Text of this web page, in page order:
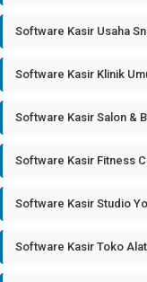
Software Kasir Usaha
Software Kasir Klinik
Software Kasir Salon &
Software Kasir Fitness
Software Kasir Studio
Software Kasir Toko